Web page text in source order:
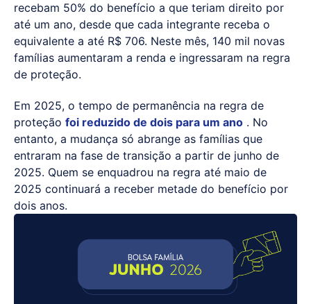
recebam 50% do benefício a que teriam direito por
até um ano, desde que cada integrante receba o
equivalente a até R$ 706. Neste mês, 140 mil novas
famílias aumentaram a renda e ingressaram na regra
de proteção.
Em 2025, o tempo de permanência na regra de
proteção foi reduzido de dois para um ano . No
entanto, a mudança só abrange as famílias que
entraram na fase de transição a partir de junho de
2025. Quem se enquadrou na regra até maio de
2025 continuará a receber metade do benefício por
dois anos.